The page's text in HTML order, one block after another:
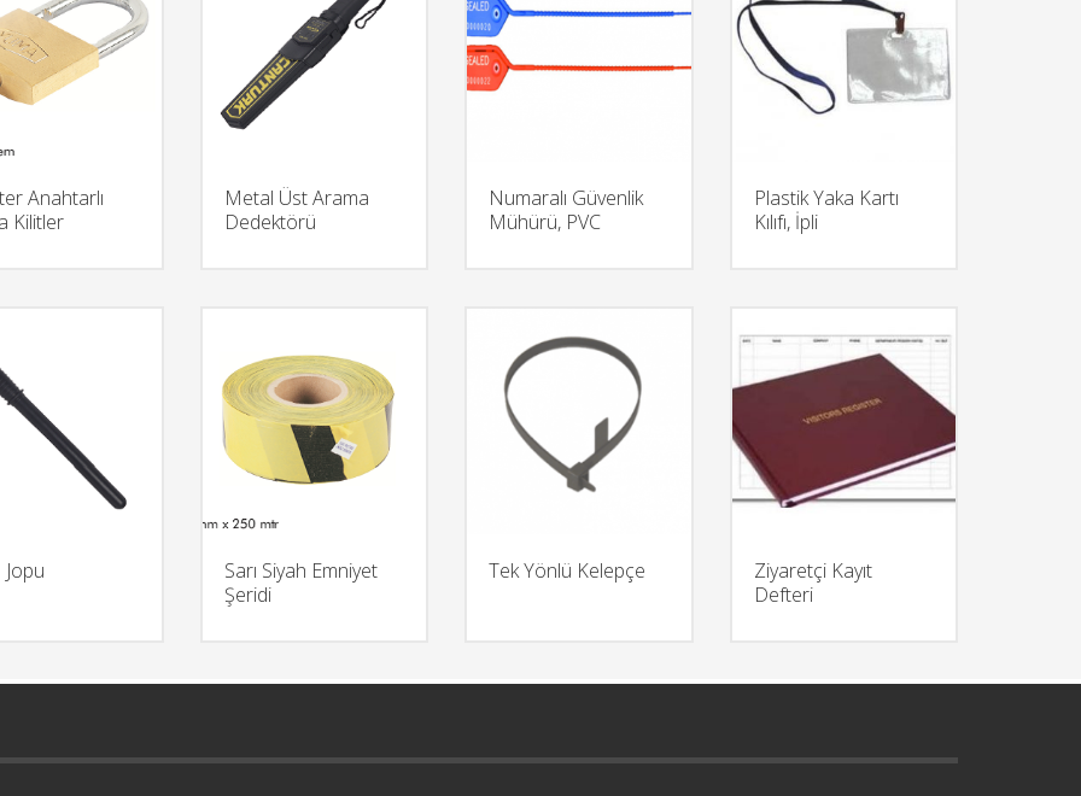
Anahtarlı
Kilitler
Metal Üst Arama
Dedektörü
Numaralı Güvenlik
Mühürü, PVC
Plastik Yaka Kartı
Kılıfı, İpli
Sarı Siyah Emniyet
Şeridi
Tek Yönlü Kelepçe
Ziyaretçi Kayıt
Defteri